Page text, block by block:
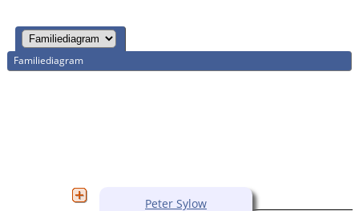
Familiediagram
Peter Sylow